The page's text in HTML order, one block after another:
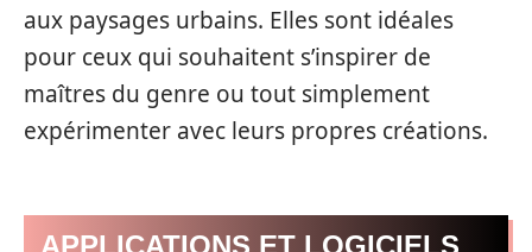
aux paysages urbains. Elles sont idéales
pour ceux qui souhaitent s’inspirer de
maîtres du genre ou tout simplement
expérimenter avec leurs propres créations.
APPLICATIONS ET LOGICIELS